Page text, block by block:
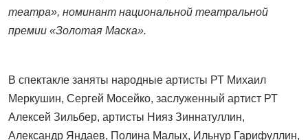
театра», номинант национальной театральной
премии «Золотая Маска».
В спектакле заняты народные артисты РТ Михаил
Меркушин, Сергей Мосейко, заслуженный артист РТ
Алексей Зильбер, артисты Нияз Зиннатуллин,
Александр Яндаев, Полина Малых, Ильнур Гарифуллин,